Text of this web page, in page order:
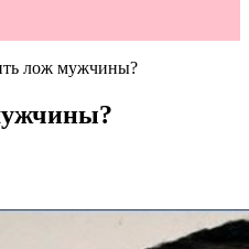
лож мужчины?